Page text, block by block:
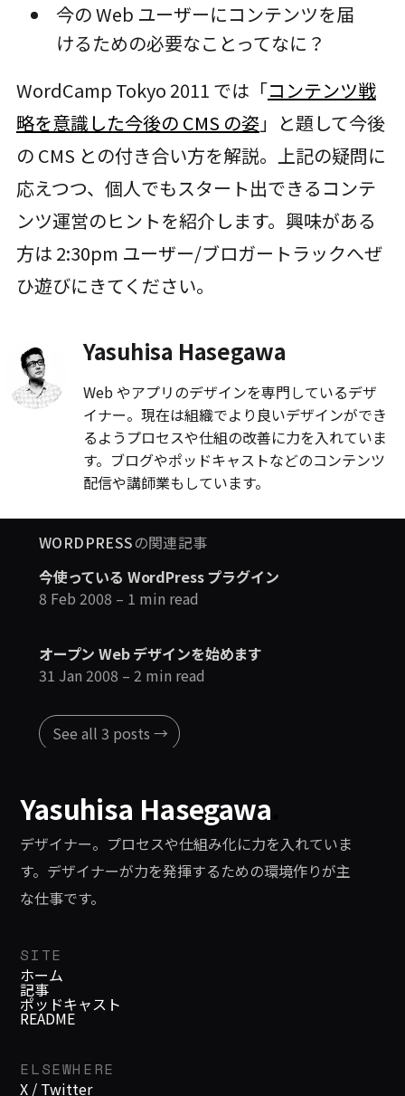
今の Web ユーザーにコンテンツを届
けるための必要なことってなに？
WordCamp Tokyo 2011 では「コンテンツ戦
略を意識した今後の CMS の姿」と題して今後
の CMS との付き合い方を解説。上記の疑問に
応えつつ、個人でもスタート出できるコンテ
ンツ運営のヒントを紹介します。興味がある
方は 2:30pm ユーザー/ブロガートラックへぜ
ひ遊びにきてください。
Yasuhisa Hasegawa
Web やアプリのデザインを専門しているデザ
イナー。現在は組織でより良いデザインができ
るようプロセスや仕組の改善に力を入れていま
す。ブログやポッドキャストなどのコンテンツ
配信や講師業もしています。
WORDPRESSの関連記事
今使っている WordPress プラグイン
8 Feb 2008 – 1 min read
オープン Web デザインを始めます
31 Jan 2008 – 2 min read
See all 3 posts →
Yasuhisa Hasegawa
デザイナー。プロセスや仕組み化に力を入れていま
す。デザイナーが力を発揮するための環境作りが主
な仕事です。
SITE
ホーム
記事
ポッドキャスト
README
ELSEWHERE
X / Twitter